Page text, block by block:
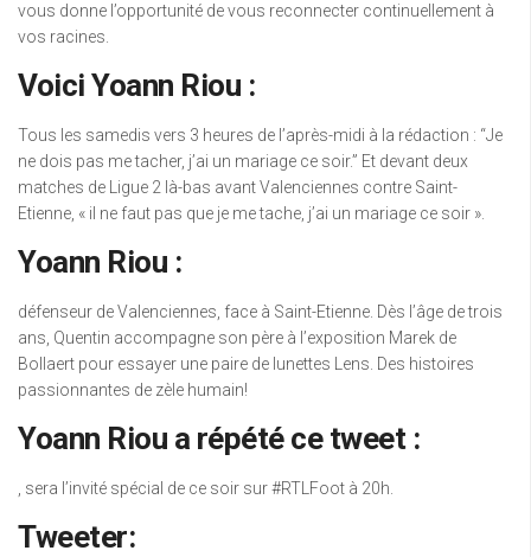
vous donne l’opportunité de vous reconnecter continuellement à
vos racines.
Voici Yoann Riou :
Tous les samedis vers 3 heures de l’après-midi à la rédaction : “Je
ne dois pas me tacher, j’ai un mariage ce soir.” Et devant deux
matches de Ligue 2 là-bas avant Valenciennes contre Saint-
Etienne, « il ne faut pas que je me tache, j’ai un mariage ce soir ».
Yoann Riou :
défenseur de Valenciennes, face à Saint-Etienne. Dès l’âge de trois
ans, Quentin accompagne son père à l’exposition Marek de
Bollaert pour essayer une paire de lunettes Lens. Des histoires
passionnantes de zèle humain!
Yoann Riou a répété ce tweet :
, sera l’invité spécial de ce soir sur #RTLFoot à 20h.
Tweeter: